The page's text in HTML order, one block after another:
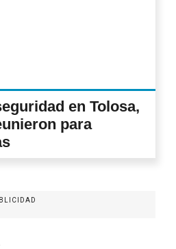
en Tolosa,
para